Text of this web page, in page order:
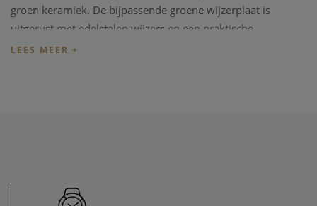
groen keramiek. De bijpassende groene wijzerplaat is
uitgerust met edelstalen wijzers en een praktische
datumaanduiding. Binnenin zorgt een Zwitsers quartz
Uurwerk: Zwitsers quartz
Kastdiameter: 41,5 mm